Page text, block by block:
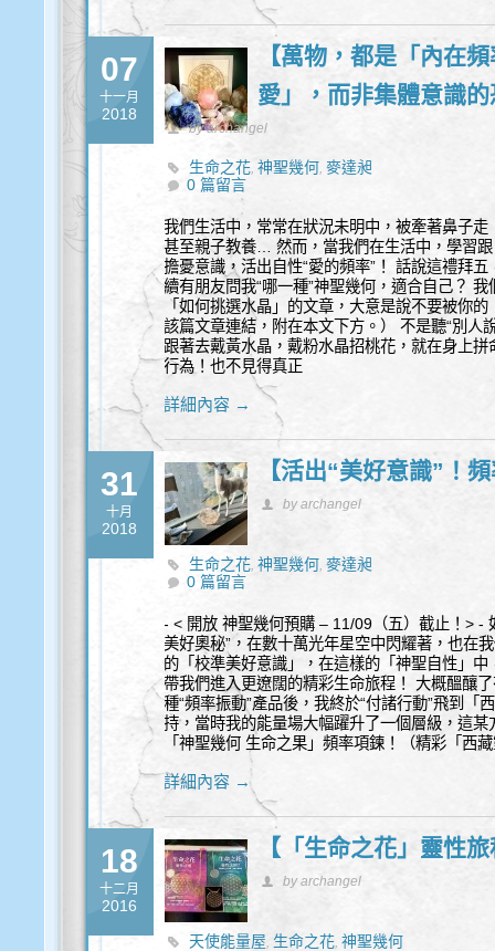
07
十一月
2018
【萬物，都是「內在
愛」，而非集體意識
by archangel
生命之花,神聖幾何,麥達昶
0 篇留言
我們生活中，常常在狀況未明中，被牽著鼻子走
甚至親子教養… 然而，當我們在生活中，學習
擔憂意識，活出自性“愛的頻率”！ 話說這禮拜
續有朋友問我“哪一種”神聖幾何，適合自己？
「如何挑選水晶」的文章，大意是說不要被你
該篇文章連結，附在本文下方。） 不是聽“別人
跟著去戴黃水晶，戴粉水晶招桃花，就在身上
行為！也不見得真正
詳細內容 →
31
十月
2018
【活出“美好意識”！
by archangel
生命之花,神聖幾何,麥達昶
0 篇留言
- < 開放 神聖幾何預購 – 11/09（五）截止！> -
美好奧秘”，在數十萬光年星空中閃耀著，也在
的「校準美好意識」，在這樣的「神聖自性」中
帶我們進入更遼闊的精彩生命旅程！ 大概醞釀
種“頻率振動”產品後，我終於“付諸行動”飛到
持，當時我的能量場大幅躍升了一個層級，這
「神聖幾何 生命之果」頻率項鍊！（精彩「西
詳細內容 →
18
十二月
2016
【「生命之花」靈性
by archangel
天使能量屋, 生命之花,神聖幾何